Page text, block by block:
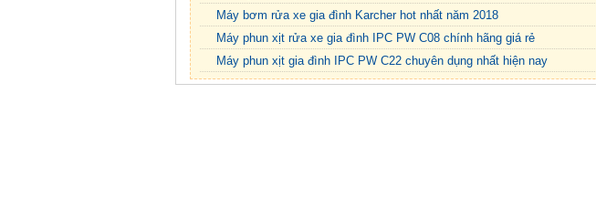
Máy bơm rửa xe gia đình Karcher hot nhất năm 2018
Máy phun xịt rửa xe gia đình IPC PW C08 chính hãng giá rẻ
Máy phun xịt gia đình IPC PW C22 chuyên dụng nhất hiện nay